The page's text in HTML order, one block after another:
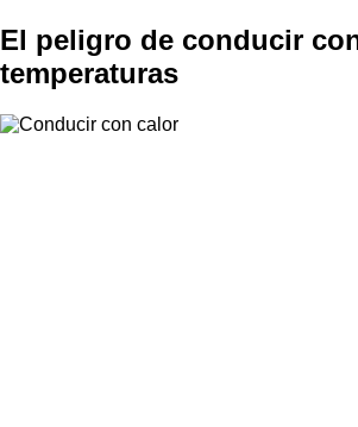
El peligro de conducir
temperaturas